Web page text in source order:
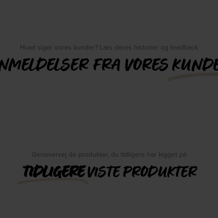
Hvad siger vores kunder? Læs deres historier og feedback
FRA VORES
Genovervej de produkter, du tidligere har kigget på
TIDLIGEREVISTE PRODUKTER